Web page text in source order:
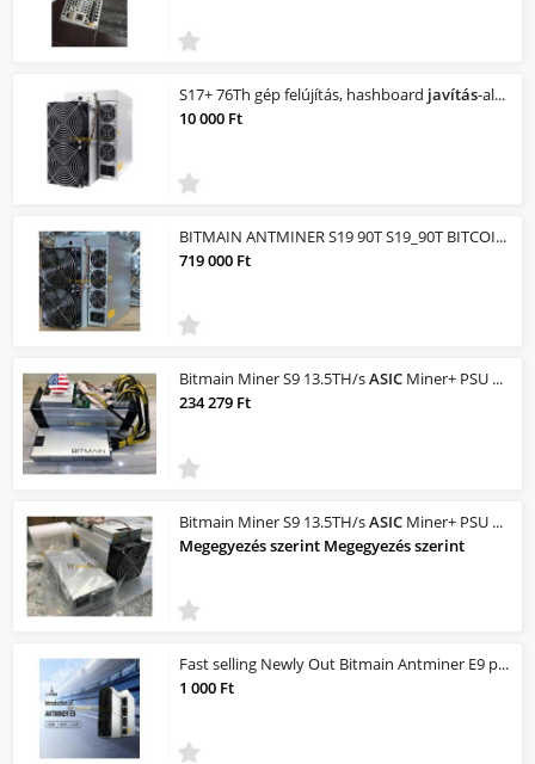
S17+ 76Th gép felújítás, hashboard javítás-aluminium hűtőbordára csere
10 000 Ft
BITMAIN ANTMINER S19 90T S19_90T BITCOIN BTC
719 000 Ft
Bitmain Miner S9 13.5TH/sASIC Miner+ PSU Good Working Condition IN BOX
234 279 Ft
Bitmain Miner S9 13.5TH/sASIC Miner+ PSU Good Working Condition IN BOX, USA ANT
Megegyezés szerint Megegyezés szerint
Fast selling Newly Out Bitmain Antminer E9 profitability |
1 000 Ft